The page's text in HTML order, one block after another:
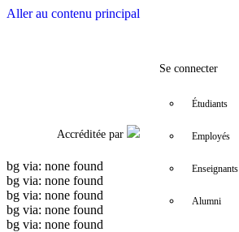
Aller au contenu principal
FacebookTwitter
Accréditée par
Se connecter
Étudiants
Employés
Enseignants
Alumni
bg via: none found
bg via: none found
bg via: none found
bg via: none found
bg via: none found